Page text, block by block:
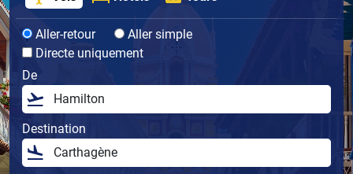
Aller-retour
Aller simple
Directe uniquement
De
Destination